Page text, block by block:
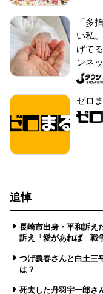
「多
い私
げて
ンネ
ゼロ
追悼
長崎市出身・平和訴
訴え「愛があれば 戦
つげ義春さんと白土
は？
死去した丹羽宇一郎